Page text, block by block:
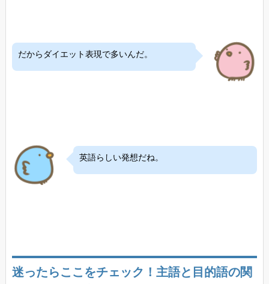
だからダイエット表現で多いんだ。
英語らしい発想だね。
迷ったらここをチェック！主語と目的語の関